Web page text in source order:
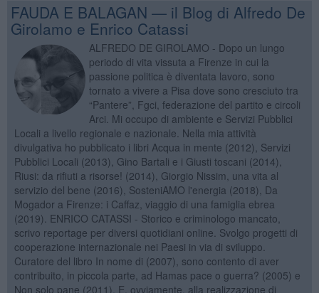
FAUDA E BALAGAN — il Blog di Alfredo De
Girolamo e Enrico Catassi
ALFREDO DE GIROLAMO - Dopo un lungo
periodo di vita vissuta a Firenze in cui la
passione politica è diventata lavoro, sono
tornato a vivere a Pisa dove sono cresciuto tra
“Pantere”, Fgci, federazione del partito e circoli
Arci. Mi occupo di ambiente e Servizi Pubblici
Locali a livello regionale e nazionale. Nella mia attività
divulgativa ho pubblicato i libri Acqua in mente (2012), Servizi
Pubblici Locali (2013), Gino Bartali e i Giusti toscani (2014),
Riusi: da rifiuti a risorse! (2014), Giorgio Nissim, una vita al
servizio del bene (2016), SosteniAMO l'energia (2018), Da
Mogador a Firenze: i Caffaz, viaggio di una famiglia ebrea
(2019). ENRICO CATASSI - Storico e criminologo mancato,
scrivo reportage per diversi quotidiani online. Svolgo progetti di
cooperazione internazionale nei Paesi in via di sviluppo.
Curatore del libro In nome di (2007), sono contento di aver
contribuito, in piccola parte, ad Hamas pace o guerra? (2005) e
Non solo pane (2011). E, ovviamente, alla realizzazione di